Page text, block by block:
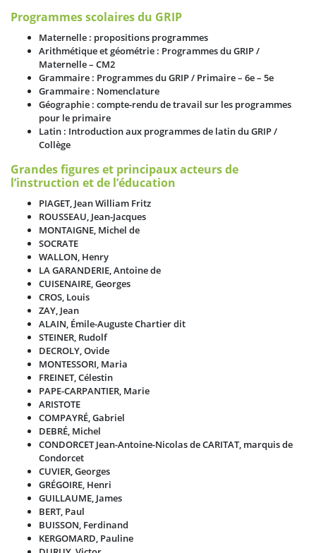
Programmes scolaires du GRIP
Maternelle : propositions programmes
Arithmétique et géométrie : Programmes du GRIP /
Maternelle – CM2
Grammaire : Programmes du GRIP / Primaire – 6e – 5e
Grammaire : Nomenclature
Géographie : compte-rendu de travail sur les programmes
pour le primaire
Latin : Introduction aux programmes de latin du GRIP /
Collège
Grandes figures et principaux acteurs de
l’instruction et de l’éducation
PIAGET, Jean William Fritz
ROUSSEAU, Jean-Jacques
MONTAIGNE, Michel de
SOCRATE
WALLON, Henry
LA GARANDERIE, Antoine de
CUISENAIRE, Georges
CROS, Louis
ZAY, Jean
ALAIN, Émile-Auguste Chartier dit
STEINER, Rudolf
DECROLY, Ovide
MONTESSORI, Maria
FREINET, Célestin
PAPE-CARPANTIER, Marie
ARISTOTE
COMPAYRÉ, Gabriel
DEBRÉ, Michel
CONDORCET Jean-Antoine-Nicolas de CARITAT, marquis de
Condorcet
CUVIER, Georges
GRÉGOIRE, Henri
GUILLAUME, James
BERT, Paul
BUISSON, Ferdinand
KERGOMARD, Pauline